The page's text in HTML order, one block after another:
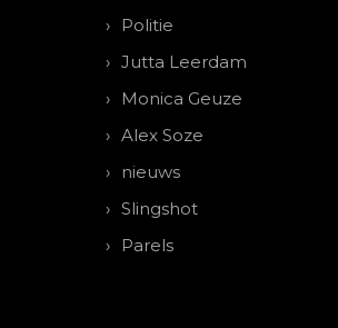
Politie
Jutta Leerdam
Monica Geuze
Alex Soze
nieuws
Slingshot
Parels